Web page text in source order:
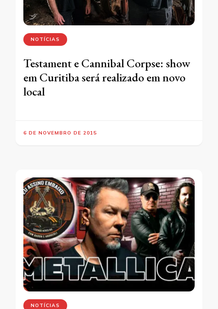
NOTÍCIAS
Testament e Cannibal Corpse: show
em Curitiba será realizado em novo
local
6 DE NOVEMBRO DE 2015
NOTÍCIAS